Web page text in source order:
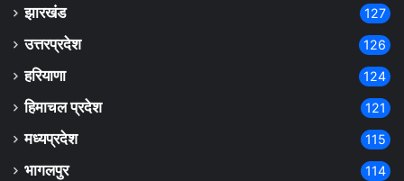
झारखंड 127
उत्तरप्रदेश 126
हरियाणा 124
हिमाचल प्रदेश 121
मध्यप्रदेश 115
भागलपुर 114